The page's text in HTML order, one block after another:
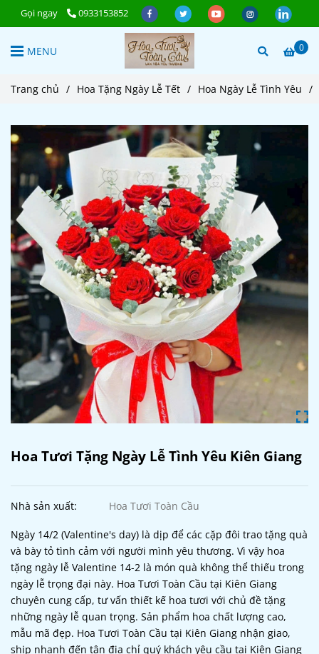
Gọi ngay 0933153852
0
MENU
Trang chủ / Hoa Tặng Ngày Lễ Tết / Hoa Ngày Lễ Tình Yêu /
Hoa Tươi Tặng Ngày Lễ Tình Yêu Kiên Giang
Nhà sản xuất: Hoa Tươi Toàn Cầu
Ngày 14/2 (Valentine's day) là dịp để các cặp đôi trao tặng quà
và bày tỏ tình cảm với người mình yêu thương. Vì vậy hoa
tặng ngày lễ Valentine 14-2 là món quà không thể thiếu trong
ngày lễ trọng đại này. Hoa Tươi Toàn Cầu tại Kiên Giang
chuyên cung cấp, tư vấn thiết kế hoa tươi với chủ đề tặng
những ngày lễ quan trọng. Sản phẩm hoa chất lượng cao,
mẫu mã đẹp. Hoa Tươi Toàn Cầu tại Kiên Giang nhận giao,
ship nhanh đến tận địa chỉ quý khách yêu cầu tại Kiên Giang